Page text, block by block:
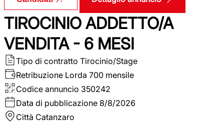
TIROCINIO ADDETTO/A
VENDITA - 6 MESI
Tipo di contratto Tirocinio/Stage
Retribuzione Lorda 700 mensile
Codice annuncio 350242
Data di pubblicazione 8/8/2026
Città Catanzaro